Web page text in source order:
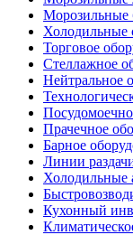
Морозильные
Холодильные
Торговое
Стеллажное
Нейтральное
Прачечное
Барное
Линии
Холодильные
Кухонный